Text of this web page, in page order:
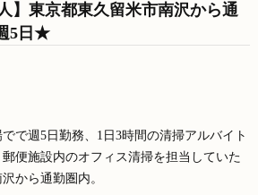
】東京都東久留米市南沢から通
5日★
で週5日勤務、1日3時間の清掃アルバイト
便施設内のオフィス清掃を担当していた
から通勤圏内。